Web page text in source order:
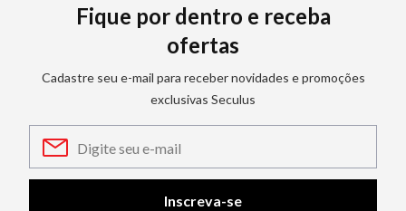
Fique por dentro e receba
ofertas
Cadastre seu e-mail para receber novidades e promoções
exclusivas Seculus
Inscreva-se